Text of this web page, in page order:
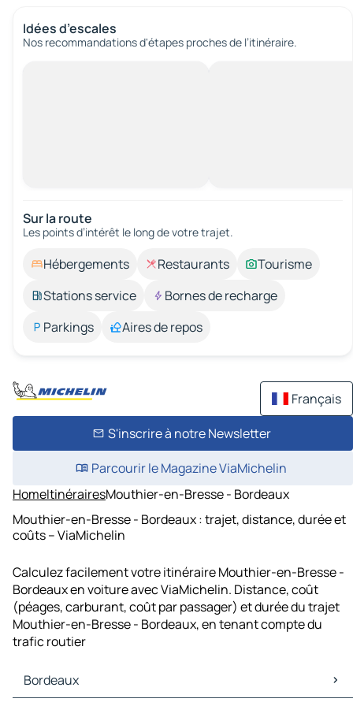
Idées d’escales
Nos recommandations d'étapes proches de l’itinéraire.
Sur la route
Les points d’intérêt le long de votre trajet.
Hébergements Restaurants
Tourisme
Stations service
Bornes de recharge
Parkings
Aires de repos
Français
S'inscrire à notre Newsletter
Parcourir le Magazine ViaMichelin
HomeItinérairesMouthier-en-Bresse - Bordeaux
Mouthier-en-Bresse - Bordeaux : trajet, distance, durée et
coûts – ViaMichelin
Calculez facilement votre itinéraire Mouthier-en-Bresse -
Bordeaux en voiture avec ViaMichelin. Distance, coût
(péages, carburant, coût par passager) et durée du trajet
Mouthier-en-Bresse - Bordeaux, en tenant compte du
trafic routier
Bordeaux